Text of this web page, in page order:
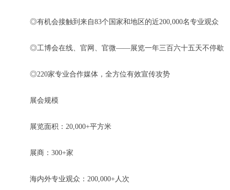
◎有机会接触到来自83个国家和地区的近200,000名专业观众
◎工博会在线、官网、官微——展览一年三百六十五天不停歇
◎220家专业合作媒体，全方位有效宣传攻势
展会规模
展览面积：20,000+平方米
展商：300+家
海内外专业观众：200,000+人次